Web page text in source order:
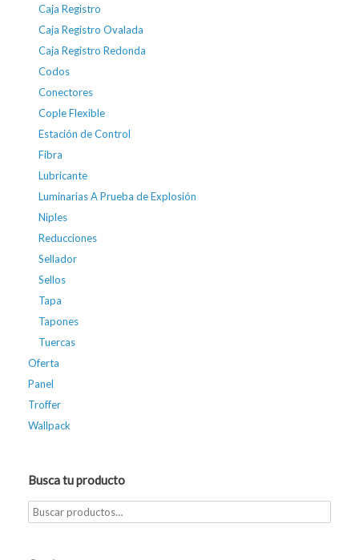
Caja Registro
Caja Registro Ovalada
Caja Registro Redonda
Codos
Conectores
Cople Flexible
Estación de Control
Fibra
Lubricante
Luminarias A Prueba de Explosión
Niples
Reducciones
Sellador
Sellos
Tapa
Tapones
Tuercas
Oferta
Panel
Troffer
Wallpack
Busca tu producto